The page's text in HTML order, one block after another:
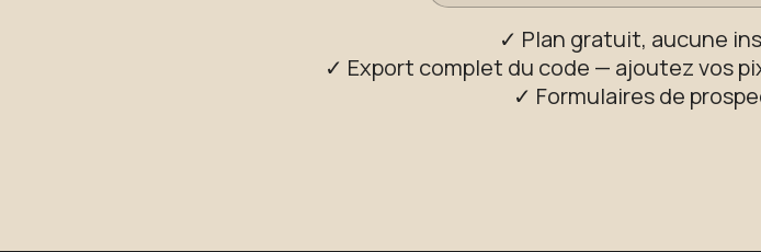
✓ Plan gratuit, aucune
✓ Export complet du code — ajoutez vos
✓ Formulaires de